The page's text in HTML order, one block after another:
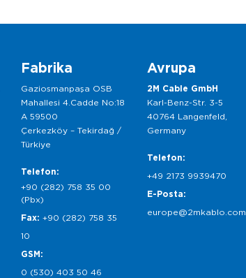
Fabrika
Gaziosmanpaşa OSB
Mahallesi 4.Cadde No:18
A 59500
Çerkezköy – Tekirdağ /
Türkiye
Telefon:
+90 (282) 758 35 00
(Pbx)
Fax: +90 (282) 758 35
10
GSM:
0 (530) 403 50 46
Avrupa
2M Cable GmbH
Karl-Benz-Str. 3-5
40764 Langenfeld,
Germany
Telefon:
+49 2173 9939470
E-Posta:
europe@2mkablo.com